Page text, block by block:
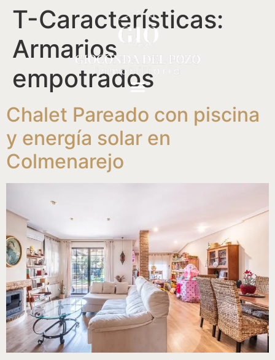
T-Características:
Armarios
empotrados
Chalet Pareado con piscina
y energía solar en
Colmenarejo